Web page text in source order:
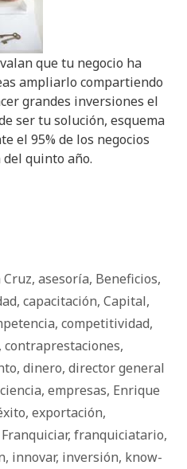
que tu negocio ha
ampliarlo compartiendo
grandes inversiones el
ser tu solución, esquema
el 95% de los negocios
quinto año.
, asesoría, Beneficios,
, capacitación, Capital,
, competitividad,
, contraprestaciones,
, dinero, director general
, empresas, Enrique
, exportación,
Franquiciar, franquiciatario,
, innovar, inversión, know-